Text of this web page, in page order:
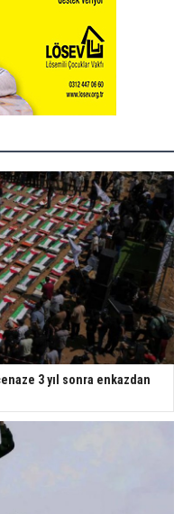
3 yıl sonra enkazdan